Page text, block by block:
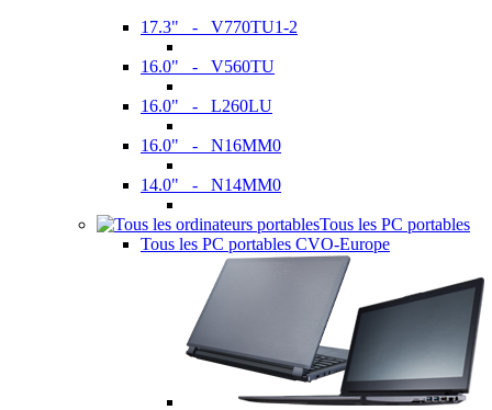
17.3" - V770TU1-2
16.0" - V560TU
16.0" - L260LU
16.0" - N16MM0
14.0" - N14MM0
Tous les PC portables
Tous les PC portables CVO-Europe